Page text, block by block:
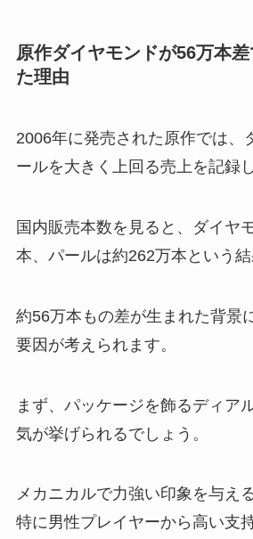
原作ダイヤモンドが56万本
た理由
2006年に発売された原作では、
ールを大きく上回る売上を記録
国内販売本数を見ると、ダイヤ
本、パールは約262万本という結
約56万本もの差が生まれた背景
要因が考えられます。
まず、パッケージを飾るディア
気が挙げられるでしょう。
メカニカルで力強い印象を与え
特に男性プレイヤーから高い支